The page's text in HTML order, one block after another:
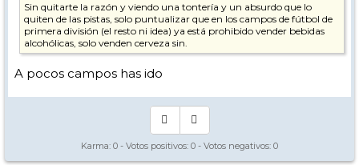
Sin quitarte la razón y viendo una tontería y un absurdo que lo
quiten de las pistas, solo puntualizar que en los campos de fútbol de
primera división (el resto ni idea) ya está prohibido vender bebidas
alcohólicas, solo venden cerveza sin.
A pocos campos has ido
Karma: 0 - Votos positivos: 0 - Votos negativos: 0